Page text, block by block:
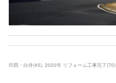
印西・白井(45) 2020年 リフォーム工事完了(70)